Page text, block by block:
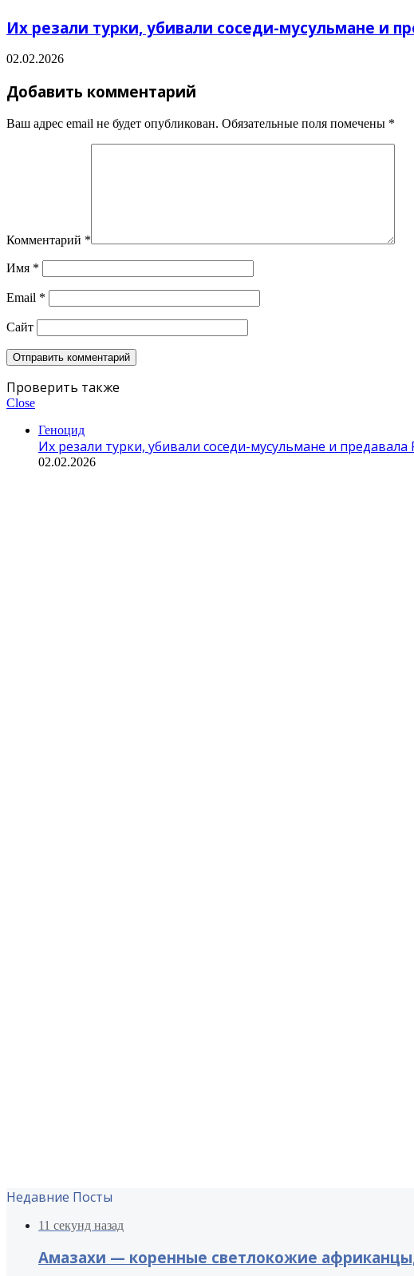
Их резали турки, убивали соседи-мусульмане и
02.02.2026
Добавить комментарий
Ваш адрес email не будет опубликован. Обязательные поля помечены *
Комментарий *
Имя *
Email *
Сайт
Проверить также
Close
Геноцид
Их резали турки, убивали соседи-мусульмане и предавала
02.02.2026
Недавние Посты
11 секунд назад
Амазахи — коренные светлокожие